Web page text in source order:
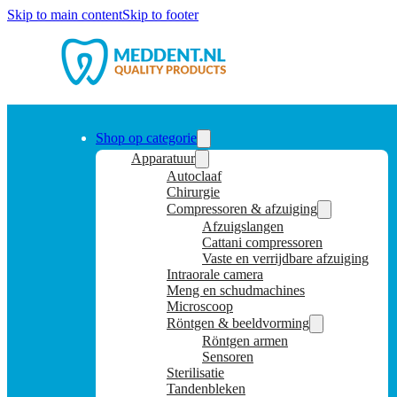
Skip to main contentSkip to footer
Shop op categorie
Apparatuur
Autoclaaf
Chirurgie
Compressoren & afzuiging
Afzuigslangen
Cattani compressoren
Vaste en verrijdbare afzuiging
Intraorale camera
Meng en schudmachines
Microscoop
Röntgen & beeldvorming
Röntgen armen
Sensoren
Sterilisatie
Tandenbleken